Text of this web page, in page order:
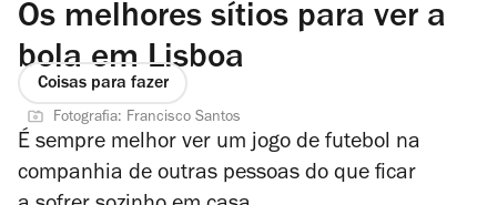
Os melhores sítios para ver a
bola em Lisboa
Coisas para fazer
Fotografia: Francisco Santos
É sempre melhor ver um jogo de futebol na
companhia de outras pessoas do que ficar